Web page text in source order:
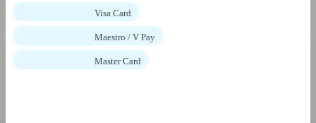
Visa Card
Maestro / V Pay
Master Card